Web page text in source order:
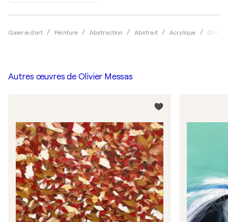
Galerie d'art Peinture Abstraction Abstrait Acrylique Olivier
Autres œuvres de Olivier Messas